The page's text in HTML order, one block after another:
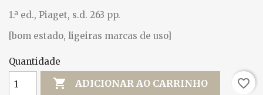
1.ª ed., Piaget, s.d. 263 pp.
[bom estado, ligeiras marcas de uso]
Quantidade
 ADICIONAR AO CARRINHO favorite_border